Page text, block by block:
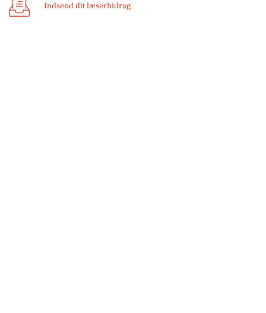
Indsend dit læserbidrag